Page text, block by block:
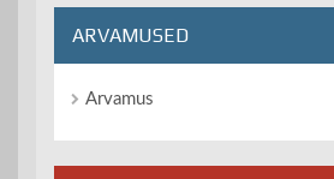
ARVAMUSED
Arvamus